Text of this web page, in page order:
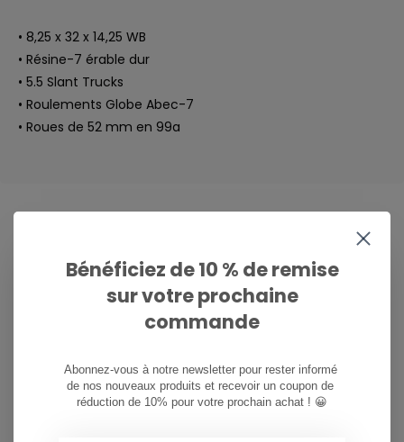
• 8,25 x 32 x 14,25 WB
• Résine-7 érable dur
• 5.5 Slant Trucks
• Roulements Globe Abec-7
• Roues de 52 mm en 99a
CAN WE HELP?
now opened
info@ostreet.be
Bénéficiez de 10 % de remise
sur votre prochaine
commande
Abonnez-vous à notre newsletter pour rester informé
de nos nouveaux produits et recevoir un coupon de
réduction de 10% pour votre prochain achat ! 😀